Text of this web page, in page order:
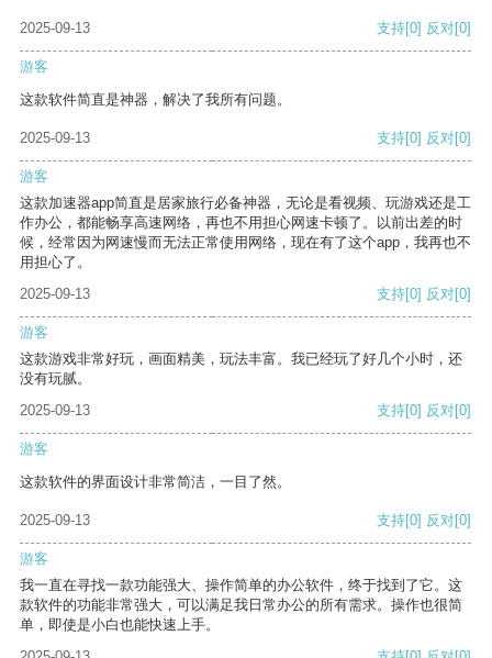
2025-09-13 支持[0] 反对[0]
游客
这款软件简直是神器，解决了我所有问题。
2025-09-13 支持[0] 反对[0]
游客
这款加速器app简直是居家旅行必备神器，无论是看视频、玩游戏还是工
作办公，都能畅享高速网络，再也不用担心网速卡顿了。以前出差的时
候，经常因为网速慢而无法正常使用网络，现在有了这个app，我再也不
用担心了。
2025-09-13
支持[0] 反对[0]
游客
这款游戏非常好玩，画面精美，玩法丰富。我已经玩了好几个小时，还
没有玩腻。
2025-09-13
支持[0] 反对[0]
游客
这款软件的界面设计非常简洁，一目了然。
2025-09-13 支持[0] 反对[0]
游客
我一直在寻找一款功能强大、操作简单的办公软件，终于找到了它。这
款软件的功能非常强大，可以满足我日常办公的所有需求。操作也很简
单，即使是小白也能快速上手。